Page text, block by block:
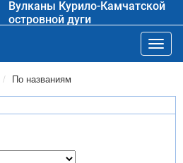
Вулканы Курило-Камчатской
островной дуги
По названиям